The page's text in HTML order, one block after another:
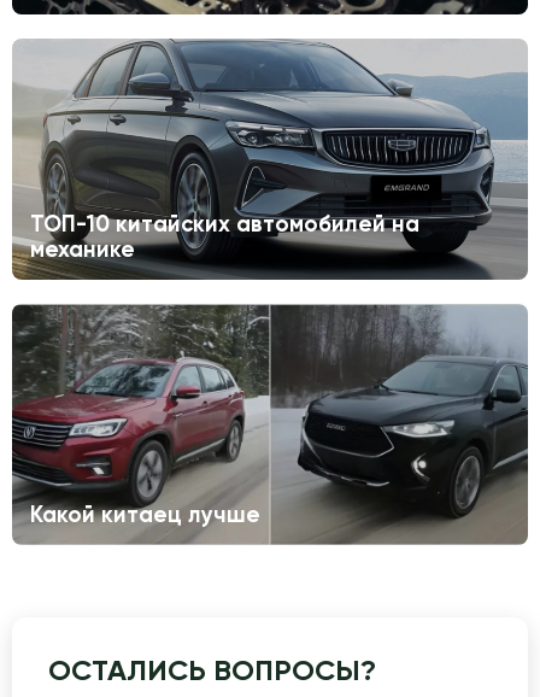
ТОП-10 китайских автомобилей на
механике
Какой китаец лучше
ОСТАЛИСЬ ВОПРОСЫ?